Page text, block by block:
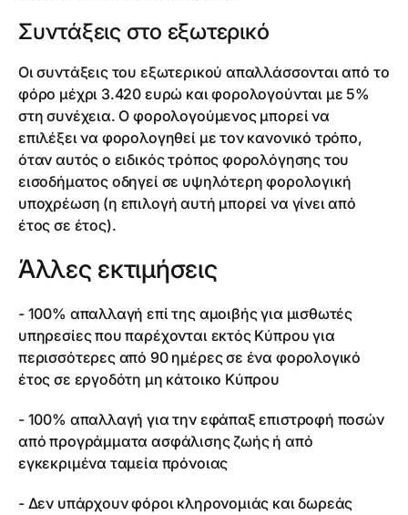
Συντάξεις στο εξωτερικό
Οι συντάξεις του εξωτερικού απαλλάσσονται από το
φόρο μέχρι 3.420 ευρώ και φορολογούνται με 5%
στη συνέχεια. Ο φορολογούμενος μπορεί να
επιλέξει να φορολογηθεί με τον κανονικό τρόπο,
όταν αυτός ο ειδικός τρόπος φορολόγησης του
εισοδήματος οδηγεί σε υψηλότερη φορολογική
υποχρέωση (η επιλογή αυτή μπορεί να γίνει από
έτος σε έτος).
Άλλες εκτιμήσεις
- 100% απαλλαγή επί της αμοιβής για μισθωτές
υπηρεσίες που παρέχονται εκτός Κύπρου για
περισσότερες από 90 ημέρες σε ένα φορολογικό
έτος σε εργοδότη μη κάτοικο Κύπρου
- 100% απαλλαγή για την εφάπαξ επιστροφή ποσών
από προγράμματα ασφάλισης ζωής ή από
εγκεκριμένα ταμεία πρόνοιας
- Δεν υπάρχουν φόροι κληρονομιάς και δωρεάς